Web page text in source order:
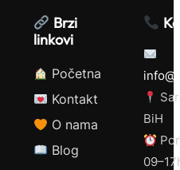
Brzi
linkovi
Početna
Kontakt
O nama
Blog
BiH